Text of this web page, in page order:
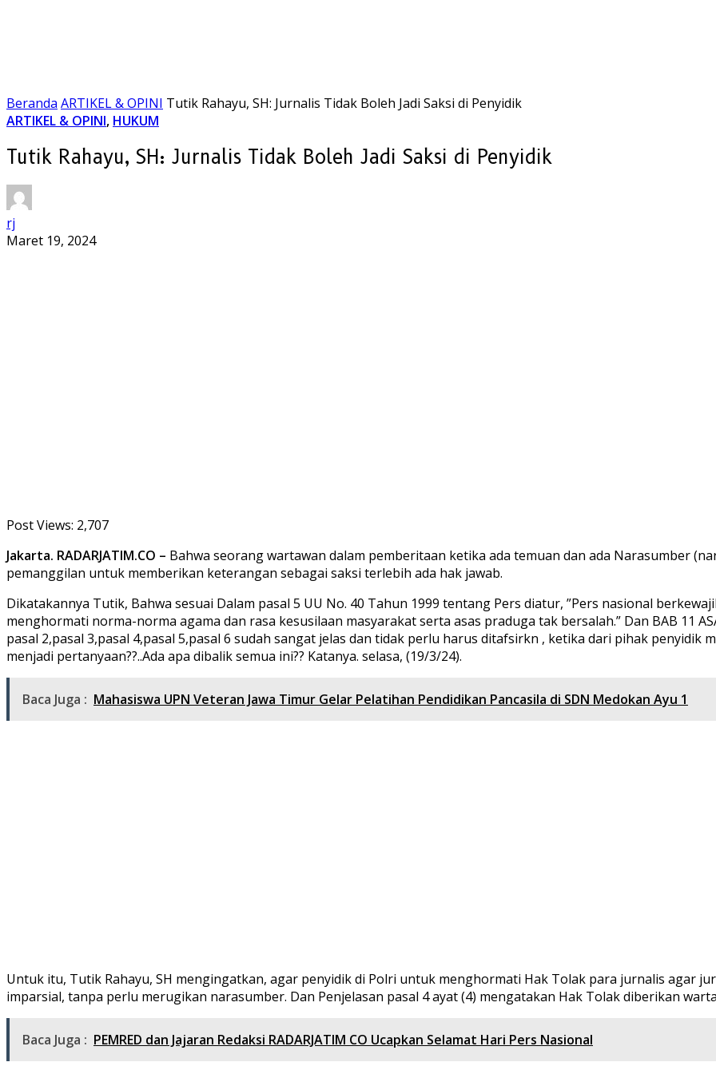
Beranda ARTIKEL & OPINI Tutik Rahayu, SH: Jurnalis Tidak Boleh Jadi Saksi di Penyidik
ARTIKEL & OPINI, HUKUM
Tutik Rahayu, SH: Jurnalis Tidak Boleh Jadi Saksi di Penyidik
rj
Maret 19, 2024
Post Views: 2,707
Jakarta. RADARJATIM.CO – Bahwa seorang wartawan dalam pemberitaan ketika ada temuan dan ada Narasumber
pemanggilan untuk memberikan keterangan sebagai saksi terlebih ada hak jawab.
Dikatakannya Tutik, Bahwa sesuai Dalam pasal 5 UU No. 40 Tahun 1999 tentang Pers diatur, ”Pers nasional
menghormati norma-norma agama dan rasa kesusilaan masyarakat serta asas praduga tak bersalah.” Dan BAB 11
pasal 2,pasal 3,pasal 4,pasal 5,pasal 6 sudah sangat jelas dan tidak perlu harus ditafsirkn , ketika dari pihak penyidik
menjadi pertanyaan??..Ada apa dibalik semua ini?? Katanya. selasa, (19/3/24).
Baca Juga : Mahasiswa UPN Veteran Jawa Timur Gelar Pelatihan Pendidikan Pancasila di SDN Medokan Ayu 1
Untuk itu, Tutik Rahayu, SH mengingatkan, agar penyidik di Polri untuk menghormati Hak Tolak para jurnalis agar
imparsial, tanpa perlu merugikan narasumber. Dan Penjelasan pasal 4 ayat (4) mengatakan Hak Tolak diberikan
Baca Juga : PEMRED dan Jajaran Redaksi RADARJATIM CO Ucapkan Selamat Hari Pers Nasional